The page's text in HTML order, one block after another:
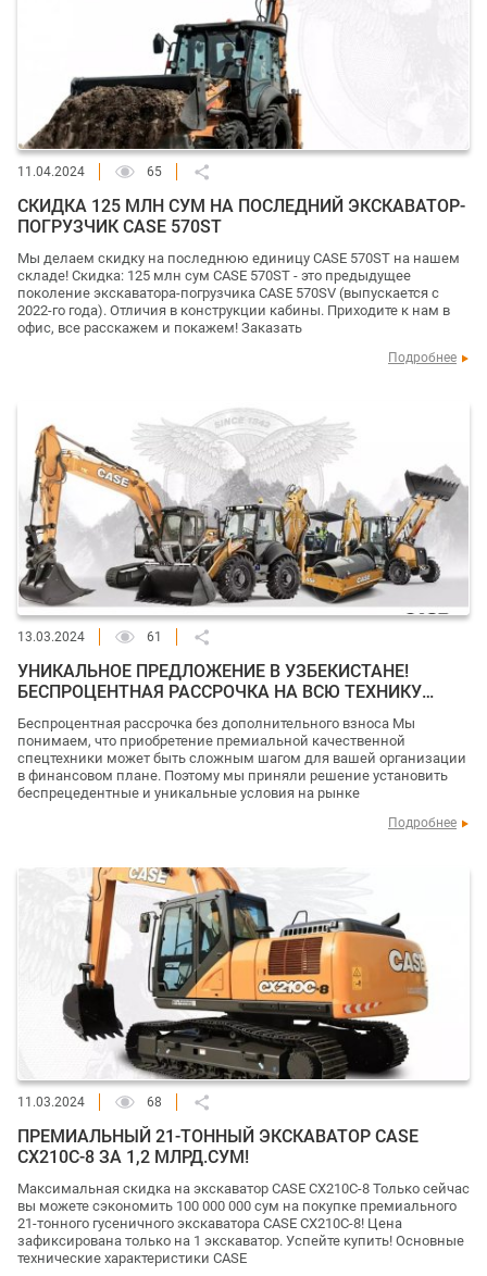
11.04.2024 65
СКИДКА 125 МЛН СУМ НА ПОСЛЕДНИЙ ЭКСКАВАТОР-
ПОГРУЗЧИК CASE 570ST
Мы делаем скидку на последнюю единицу CASE 570ST на нашем
складе! Скидка: 125 млн сум CASE 570ST - это предыдущее
поколение экскаватора-погрузчика CASE 570SV (выпускается с
2022-го года). Отличия в конструкции кабины. Приходите к нам в
офис, все расскажем и покажем! Заказать
Подробнее
13.03.2024 61
УНИКАЛЬНОЕ ПРЕДЛОЖЕНИЕ В УЗБЕКИСТАНЕ!
БЕСПРОЦЕНТНАЯ РАССРОЧКА НА ВСЮ ТЕХНИКУ
Беспроцентная рассрочка без дополнительного взноса Мы
понимаем, что приобретение премиальной качественной
спецтехники может быть сложным шагом для вашей организации
в финансовом плане. Поэтому мы приняли решение установить
беспрецедентные и уникальные условия на рынке
Подробнее
11.03.2024 68
ПРЕМИАЛЬНЫЙ 21-ТОННЫЙ ЭКСКАВАТОР CASE
CX210C-8 ЗА 1,2 МЛРД.СУМ!
Максимальная скидка на экскаватор CASE CX210C-8 Только сейчас
вы можете сэкономить 100 000 000 сум на покупке премиального
21-тонного гусеничного экскаватора CASE CX210C-8! Цена
зафиксирована только на 1 экскаватор. Успейте купить! Основные
технические характеристики CASE